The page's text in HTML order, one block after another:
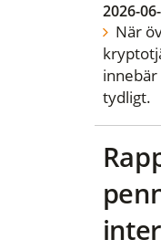
2026-
När
tydligt.